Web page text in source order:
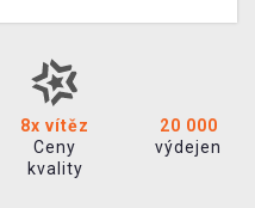
8x vítěz
Ceny
kvality
20 000
výdejen